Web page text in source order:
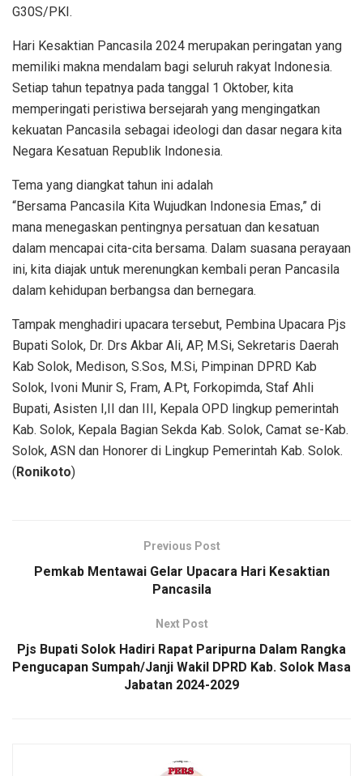
G30S/PKI.
Hari Kesaktian Pancasila 2024 merupakan peringatan yang
memiliki makna mendalam bagi seluruh rakyat Indonesia.
Setiap tahun tepatnya pada tanggal 1 Oktober, kita
memperingati peristiwa bersejarah yang mengingatkan
kekuatan Pancasila sebagai ideologi dan dasar negara kita
Negara Kesatuan Republik Indonesia.
Tema yang diangkat tahun ini adalah
“Bersama Pancasila Kita Wujudkan Indonesia Emas,” di
mana menegaskan pentingnya persatuan dan kesatuan
dalam mencapai cita-cita bersama. Dalam suasana perayaan
ini, kita diajak untuk merenungkan kembali peran Pancasila
dalam kehidupan berbangsa dan bernegara.
Tampak menghadiri upacara tersebut, Pembina Upacara Pjs
Bupati Solok, Dr. Drs Akbar Ali, AP, M.Si, Sekretaris Daerah
Kab Solok, Medison, S.Sos, M.Si, Pimpinan DPRD Kab
Solok, Ivoni Munir S, Fram, A.Pt, Forkopimda, Staf Ahli
Bupati, Asisten I,II dan III, Kepala OPD lingkup pemerintah
Kab. Solok, Kepala Bagian Sekda Kab. Solok, Camat se-Kab.
Solok, ASN dan Honorer di Lingkup Pemerintah Kab. Solok.
(Ronikoto)
Previous Post
Pemkab Mentawai Gelar Upacara Hari Kesaktian
Pancasila
Next Post
Pjs Bupati Solok Hadiri Rapat Paripurna Dalam Rangka
Pengucapan Sumpah/Janji Wakil DPRD Kab. Solok Masa
Jabatan 2024-2029